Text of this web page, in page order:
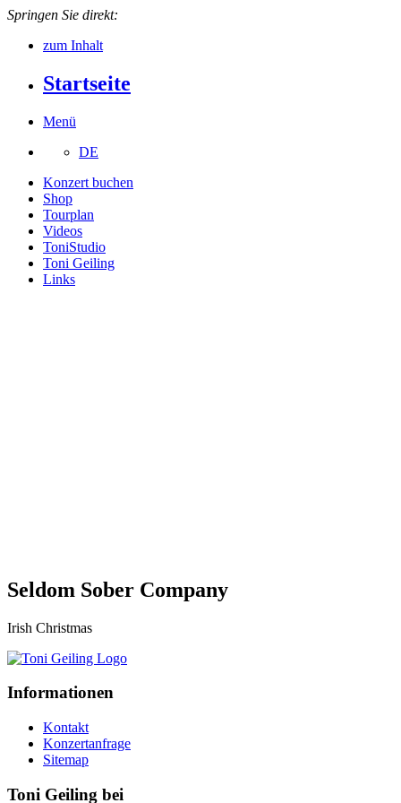
Springen Sie direkt:
zum Inhalt
Startseite
Menü
DE
Konzert buchen
Shop
Tourplan
Videos
ToniStudio
Toni Geiling
Links
Seldom Sober Company
Irish Christmas
Informationen
Kontakt
Konzertanfrage
Sitemap
Toni Geiling bei